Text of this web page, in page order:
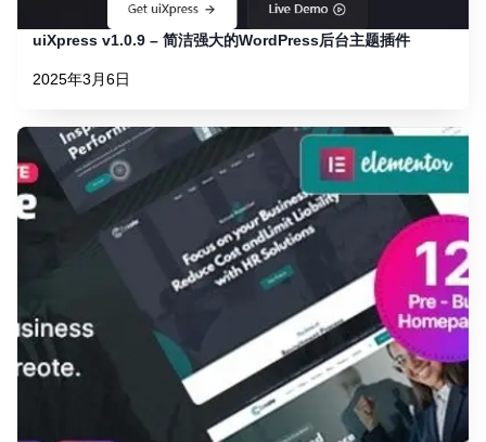
uiXpress v1.0.9 – 简洁强大的WordPress后台主题插件
2025年3月6日